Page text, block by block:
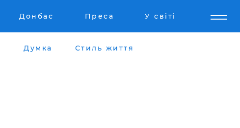
Донбас Преса У світі
Думка Стиль життя